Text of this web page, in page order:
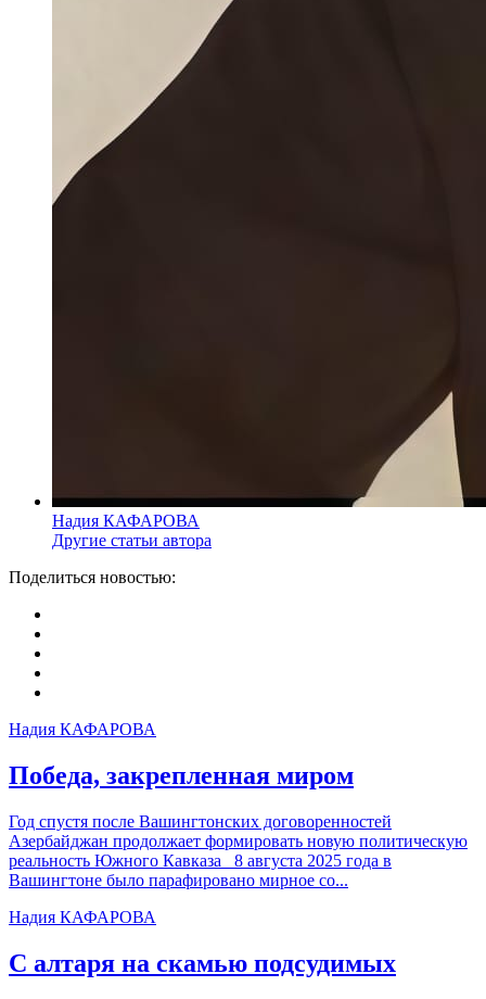
Надия КАФАРОВА
Другие статьи автора
Поделиться новостью:
Надия КАФАРОВА
Победа, закрепленная миром
Год спустя после Вашингтонских договоренностей
Азербайджан продолжает формировать новую политическую
реальность Южного Кавказа 8 августа 2025 года в
Вашингтоне было парафировано мирное со...
Надия КАФАРОВА
С алтаря на скамью подсудимых